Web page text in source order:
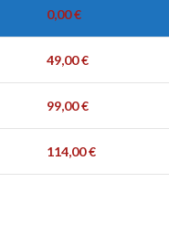
0,00€
49,00€
99,00€
114,00€